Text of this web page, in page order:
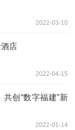
2022-03-10
店
2022-04-15
创“数字福建”新
2022-01-14